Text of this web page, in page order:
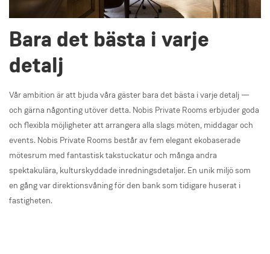
Bara det bästa i varje
detalj
Vår ambition är att bjuda våra gäster bara det bästa i varje detalj —
och gärna någonting utöver detta. Nobis Private Rooms erbjuder goda
och flexibla möjligheter att arrangera alla slags möten, middagar och
events. Nobis Private Rooms består av fem elegant ekobaserade
mötesrum med fantastisk takstuckatur och många andra
spektakulära, kulturskyddade inredningsdetaljer. En unik miljö som
en gång var direktionsvåning för den bank som tidigare huserat i
fastigheten.